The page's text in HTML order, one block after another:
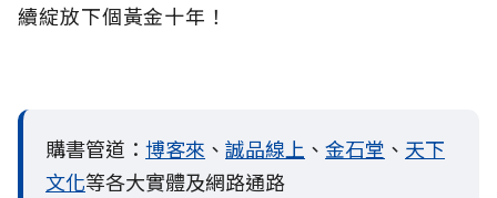
續綻放下個黃金十年！
購書管道： 博客來 、 誠品線上 、 金石堂 、 天下
文化等各大實體及網路通路